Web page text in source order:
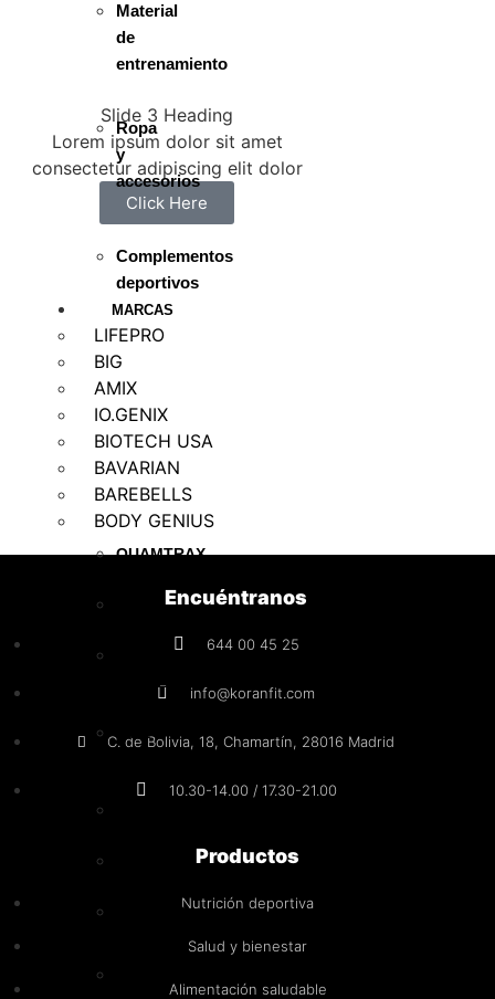
Material
de
entrenamiento
Ropa
y
accesorios
Complementos
deportivos
MARCAS
LIFEPRO
BIG
AMIX
IO.GENIX
BIOTECH USA
BAVARIAN
BAREBELLS
BODY GENIUS
QUAMTRAX
SUPLEMENTACIÓN
LIFE
RLGRIPS
Slide 3 Heading
Lorem ipsum dolor sit amet
consectetur adipiscing elit dolor
Click Here
Encuéntranos
644 00 45 25
info@koranfit.com
C. de Bolivia, 18, Chamartín, 28016 Madrid
10.30-14.00 / 17.30-21.00
Productos
Nutrición deportiva
Salud y bienestar
Alimentación saludable